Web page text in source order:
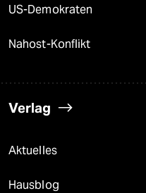
US-Demokraten
Nahost-Konflikt
Verlag
Aktuelles
Hausblog